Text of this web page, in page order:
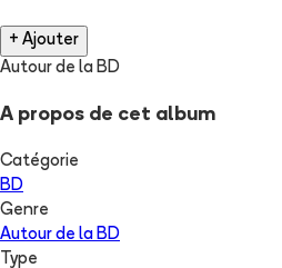
+ Ajouter
Autour de la BD
A propos de cet album
Catégorie
BD
Genre
Autour de la BD
Type